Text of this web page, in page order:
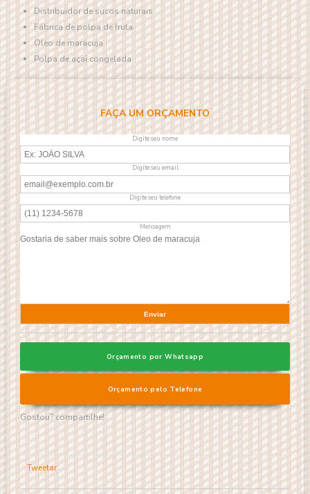
distribuidor de sucos naturais
fábrica de polpa de fruta
oleo de maracuja
polpa de açai congelada
FAÇA UM ORÇAMENTO
Digite seu nome
Digite seu email
Digite seu telefone
Mensagem
Orçamento por Whatsapp
Orçamento pelo Telefone
Gostou? compartilhe!
Tweetar